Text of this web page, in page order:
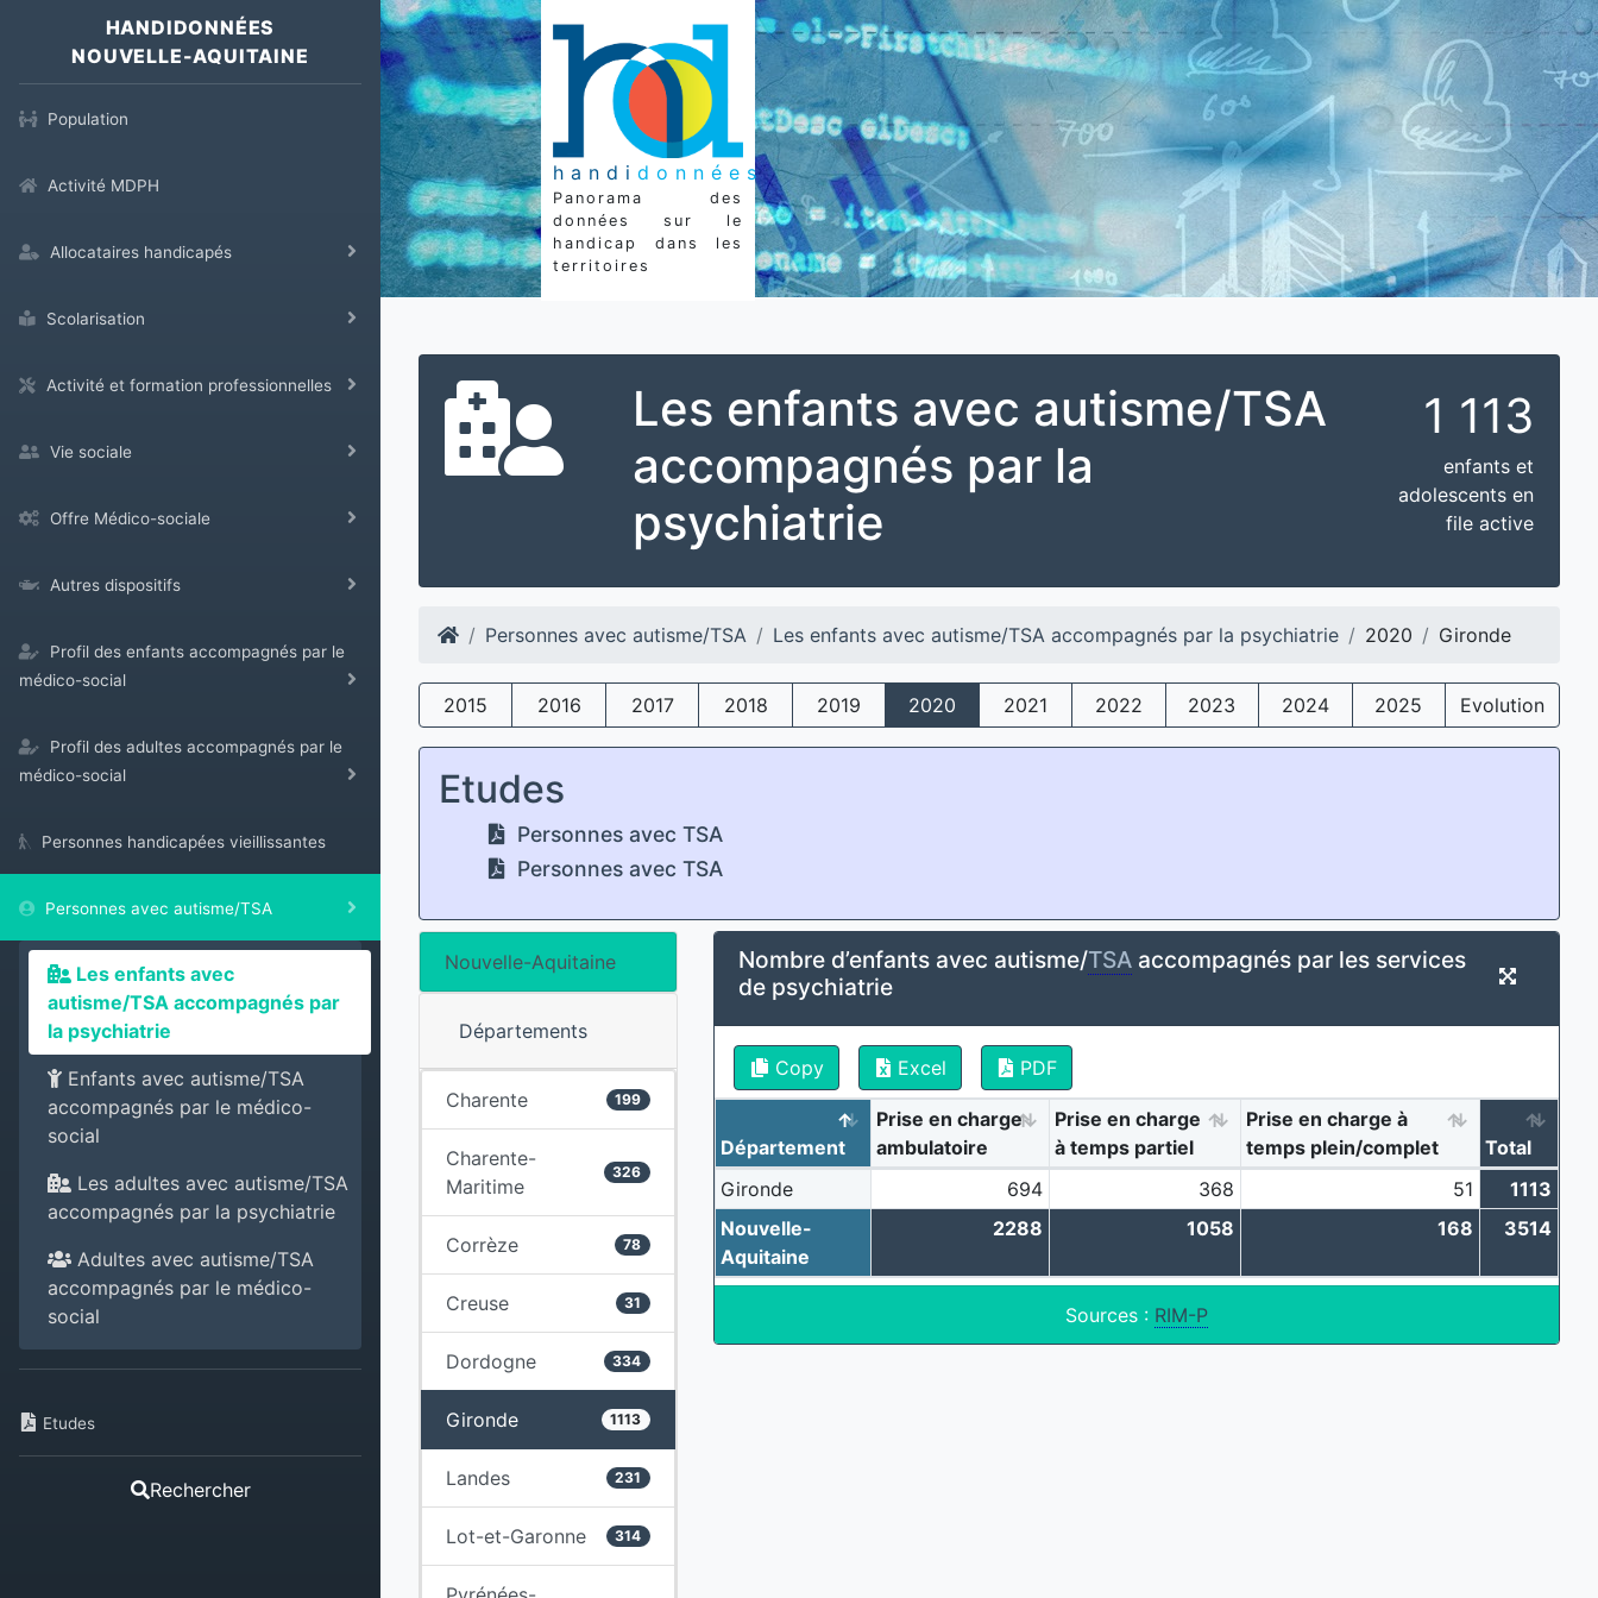
HANDIDONNÉES
NOUVELLE-AQUITAINE
Population
Activité MDPH
Allocataires handicapés
Scolarisation
Activité et formation professionnelles
Vie sociale
Offre Médico-sociale
Autres dispositifs
Profil des enfants accompagnés par le
médico-social
Profil des adultes accompagnés par le
médico-social
Personnes handicapées vieillissantes
Personnes avec autisme/TSA
Les enfants avec
autisme/TSA accompagnés par
la psychiatrie
Enfants avec autisme/TSA
accompagnés par le médico-
social
Les adultes avec autisme/TSA
accompagnés par la psychiatrie
Adultes avec autisme/TSA
accompagnés par le médico-
social
Etudes
Rechercher
handi données
Panorama des
données sur le
handicap dans les
territoires
Les enfants avec autisme/TSA
accompagnés par la
psychiatrie
1 113
enfants et
adolescents en
file active
Personnes avec autisme/TSA Les enfants avec autisme/TSA accompagnés par la psychiatrie 2020 Gironde
2015 2016 2017 2018 2019 2020 2021 2022 2023 2024 2025 Evolution
Etudes
Personnes avec TSA
Personnes avec TSA
Nouvelle-Aquitaine
Départements
Charente 199
Charente-
Maritime
326
Corrèze 78
Creuse 31
Dordogne 334
Gironde 1113
Landes 231
Lot-et-Garonne 314
Nombre d’enfants avec autisme/TSAaccompagnés par les services
de psychiatrie
Copy Excel PDF
Département
Prise en charge
ambulatoire
Prise en charge
à temps partiel
Prise en charge à
temps plein/complet
Total
Gironde
694 368 51
1113
Nouvelle-
Aquitaine
2288 1058 168 3514
Sources : RIM-P